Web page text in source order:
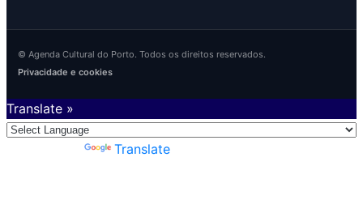
© Agenda Cultural do Porto. Todos os direitos reservados.
Privacidade e cookies
Translate »
Translate